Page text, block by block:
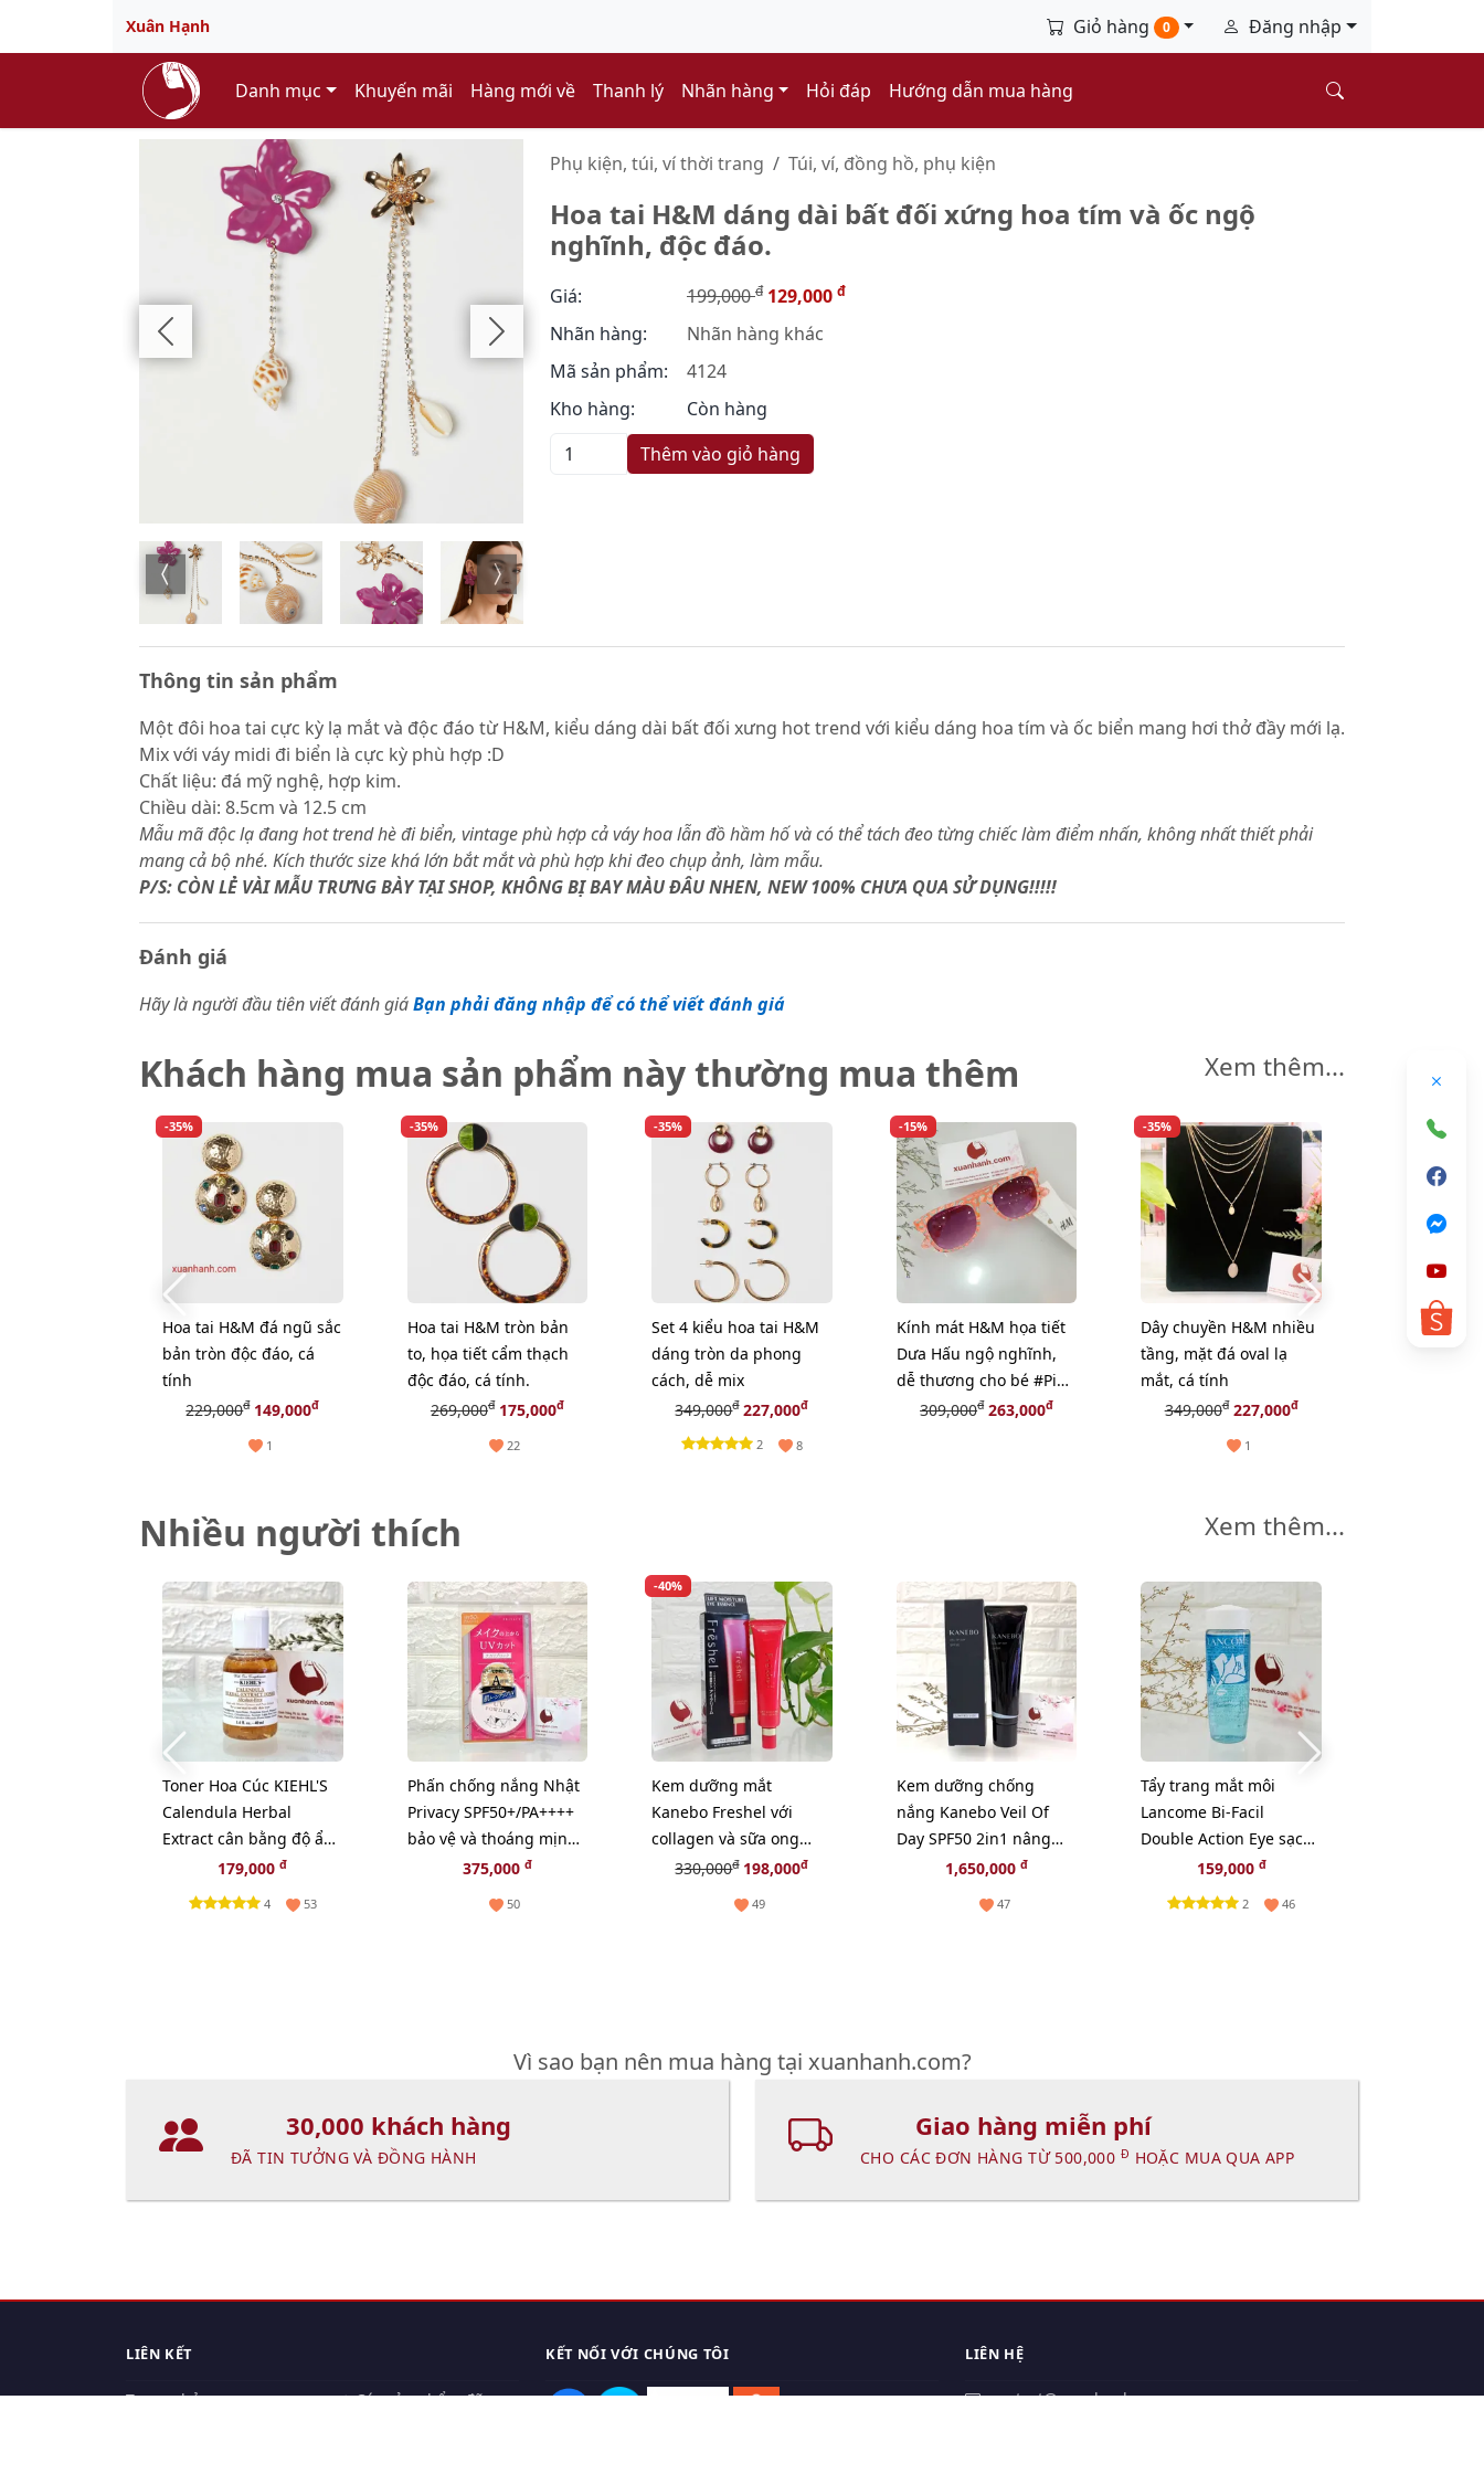
Xuân Hạnh Giỏ hàng 0 Đăng nhập
Danh mục Khuyến mãi Hàng mới về Thanh lý Nhãn hàng Hỏi đáp Hướng dẫn mua hàng
Phụ kiện, túi, ví thời trang Túi, ví, đồng hồ, phụ kiện
Hoa tai H&M dáng dài bất đối xứng hoa tím và ốc ngộ
nghĩnh, độc đáo.
Giá: 199,000đ 129,000 đ
Nhãn hàng:
Nhãn hàng khác
Mã sản phẩm:
4124
Kho hàng:
Còn hàng
Thêm vào giỏ hàng
Thông tin sản phẩm
Một đôi hoa tai cực kỳ lạ mắt và độc đáo từ H&M, kiểu dáng dài bất đối xưng hot trend với kiểu dáng hoa tím và ốc biển mang hơi thở đầy mới lạ.
Mix với váy midi đi biển là cực kỳ phù hợp :D
Chất liệu: đá mỹ nghệ, hợp kim.
Chiều dài: 8.5cm và 12.5 cm
Mẫu mã độc lạ đang hot trend hè đi biển, vintage phù hợp cả váy hoa lẫn đồ hầm hố và có thể tách đeo từng chiếc làm điểm nhấn, không nhất thiết phải
mang cả bộ nhé. Kích thước size khá lớn bắt mắt và phù hợp khi đeo chụp ảnh, làm mẫu.
P/S: CÒN LẺ VÀI MẪU TRƯNG BÀY TẠI SHOP, KHÔNG BỊ BAY MÀU ĐÂU NHEN, NEW 100% CHƯA QUA SỬ DỤNG!!!!!
Đánh giá
Hãy là người đầu tiên viết đánh giáBạn phải đăng nhập để có thể viết đánh giá
Khách hàng mua sản phẩm này thường mua thêm Xem thêm...
-35%
Hoa tai H&M đá ngũ sắc
bản tròn độc đáo, cá
tính
229,000đ149,000đ
1
-35%
Hoa tai H&M tròn bản
to, họa tiết cẩm thạch
độc đáo, cá tính.
269,000đ175,000đ
22
-35%
Set 4 kiểu hoa tai H&M
dáng tròn da phong
cách, dễ mix
349,000đ227,000đ
2 8
-15%
Kính mát H&M họa tiết
Dưa Hấu ngộ nghĩnh,
dễ thương cho bé #Pink
Neon309,000đ 263,000đ
-35%
Dây chuyền H&M nhiều
tầng, mặt đá oval lạ
mắt, cá tính
349,000đ227,000đ
1
Dây chuyền
Nhiều người thích Xem thêm...
Toner Hoa Cúc KIEHL'S
Calendula Herbal
Extract cân bằng độ ẩm
và sạch sâu - 40ml
179,000đ
4 53
Phấn chống nắng Nhật
Privacy SPF50+/PA++++
bảo vệ và thoáng mịn
đẹp da (New)
375,000 đ
50
-40%
Kem dưỡng mắt
Kanebo Freshel với
collagen và sữa ong
chúa thiên nhiên - 25g
330,000đ198,000đ
49
Kem dưỡng chống
nắng Kanebo Veil Of
Day SPF50 2in1 nâng
tông trắng hồng 60ml
1,650,000đ
47
Tẩy trang mắt môi
Lancome Bi-Facil
Double Action Eye sạch
sâu và dịu nhẹ, 30ml
159,000 đ
2 46
Vì sao bạn nên mua hàng tại xuanhanh.com?
30,000 khách hàng
ĐÃ TIN TƯỞNG VÀ ĐỒNG HÀNH
Giao hàng miễn phí
CHO CÁC ĐƠN HÀNG TỪ 500,000 Đ HOẶC MUA QUA APP
LIÊN KẾT
Trang chủ
Các sản phẩm đã
KẾT NỐI VỚI CHÚNG TÔI LIÊN HỆ
contact@xuanhanh.vn